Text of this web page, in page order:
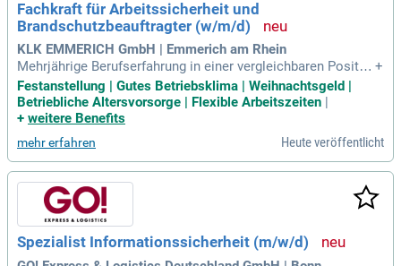
Fachkraft für Arbeitssicherheit und
Brandschutzbeauftragter (w/m/d)
KLK EMMERICH GmbH | Emmerich am Rhein
Mehrjährige Berufserfahrung in einer vergleichbaren Positio
n; Erfolgreich abgeschlossene Ausbildung zur Fachkraft für
Arbeitssicherheit idealerweise in der chemischen Industrie;
Ausbildung zum Brandschutzbeauftragten wünschenswert;
+
Festanstellung | Gutes Betriebsklima | Weihnachtsgeld |
Betriebliche Altersvorsorge | Flexible Arbeitszeiten
+ weitere Benefits
mehr erfahren Heute veröffentlicht
Spezialist Informationssicherheit (m/w/d)